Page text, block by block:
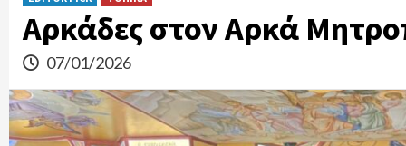
Αρκάδες στον Αρκά
07/01/2026